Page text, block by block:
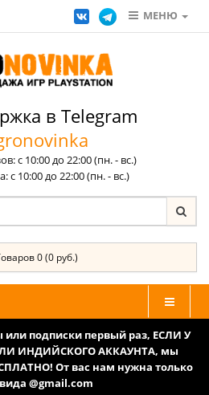
МЕНЮ
в Telegram
с 10:00 до 22:00 (пн. - вс.)
с 10:00 до 22:00 (пн. - вс.)
0 (0 руб.)
подписки первый раз, ЕСЛИ У
ИНДИЙСКОГО АККАУНТА, мы
От вас нам нужна только
@gmail.com